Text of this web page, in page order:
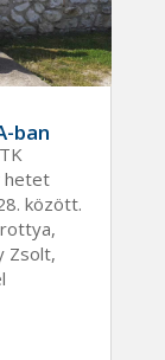
ban
hetet
között.
Zsolt,